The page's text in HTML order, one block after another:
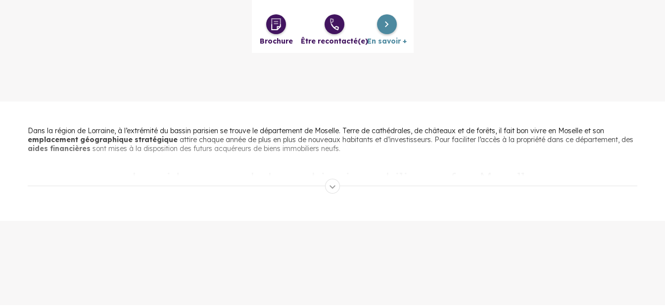
2 pièces
évolutif
à partir de 214 920 €
Brochure Être recontacté(e)En savoir +
Dans la région de Lorraine, à l’extrémité du bassin parisien se trouve le département de Moselle. Terre de cathédrales, de châteaux et de forêts, il fait bon vivre en Moselle et son
emplacement géographique stratégique attire chaque année de plus en plus de nouveaux habitants et d’investisseurs. Pour faciliter l’accès à la propriété dans ce département, des
aides financières sont mises à la disposition des futurs acquéreurs de biens immobiliers neufs.
Les aides pour acheter un bien immobilier neuf en Moselle